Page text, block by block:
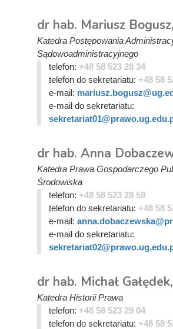
dr hab. Mariusz
Katedra Postępowania
Sądowoadministracyjnego
telefon: +48 58 523 28 34
telefon do sekretariatu: +48 58
e-mail:
e-mail do sekretariatu:
dr hab. Anna
Katedra Prawa Gospodarczego
Środowiska
telefon: +48 58 523 28 59
telefon do sekretariatu: +48 58
e-mail:
e-mail do sekretariatu:
dr hab. Michał
Katedra Historii Prawa
telefon: +48 58 523 29 04
telefon do sekretariatu: +48 58